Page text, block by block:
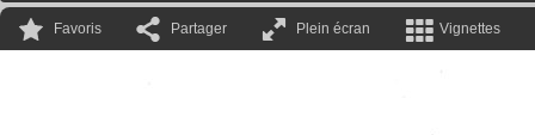
Favoris Partager Plein écran Vignettes